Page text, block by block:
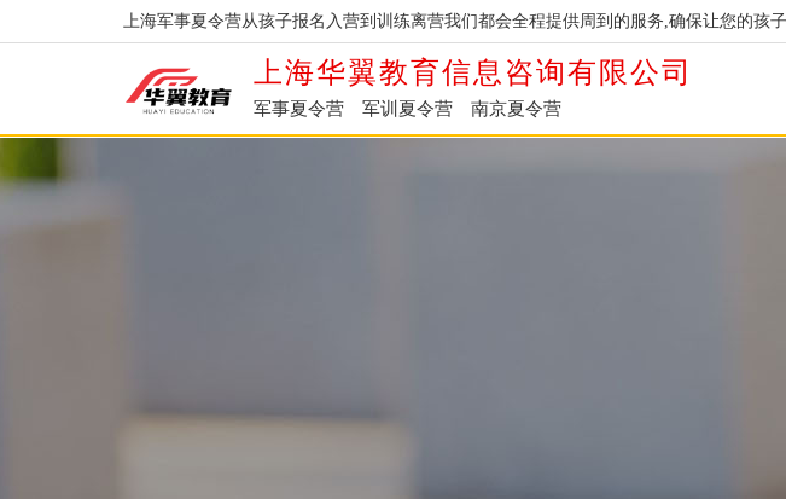
上海军事夏令营从孩子报名入营到训练离营我们都会全程提供周到的服务,确保让您的孩
上海华翼教育信息咨询有限公司
军事夏令营 军训夏令营 南京夏令营